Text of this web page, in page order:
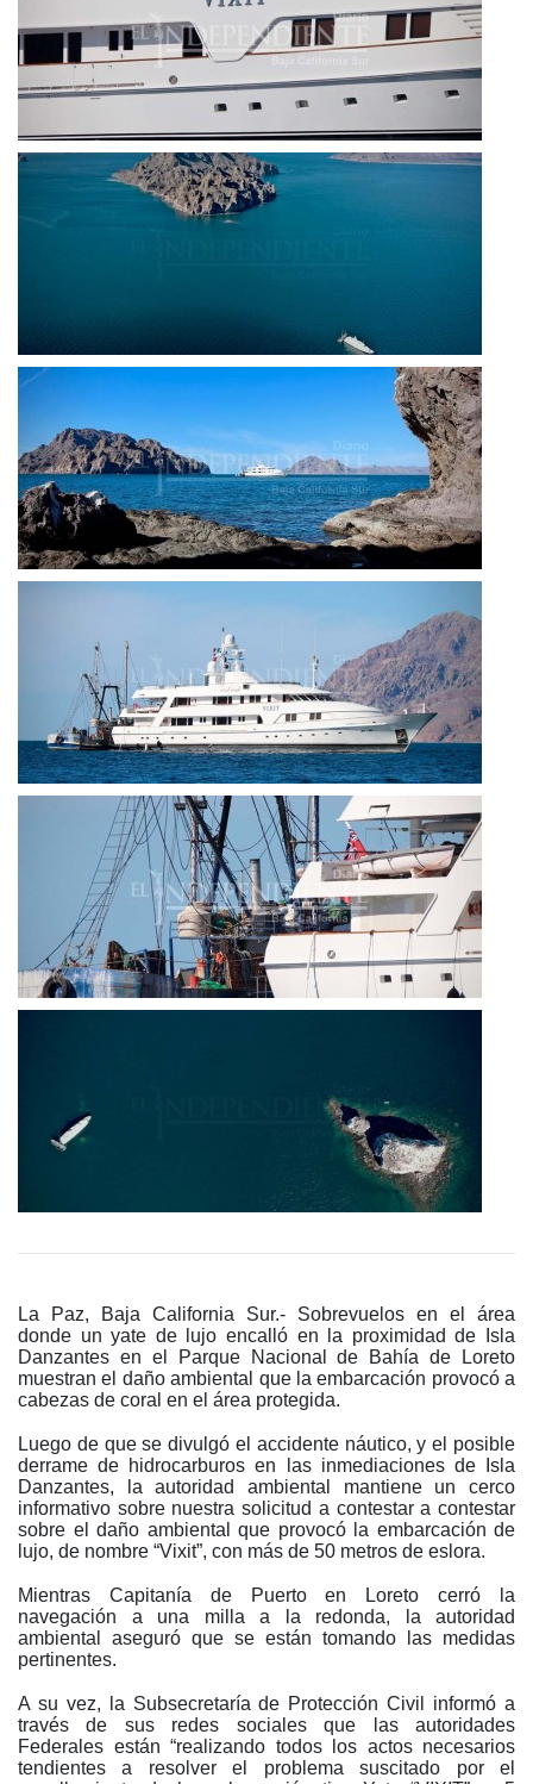
La Paz, Baja California Sur.- Sobrevuelos en el área
donde un yate de lujo encalló en la proximidad de Isla
Danzantes en el Parque Nacional de Bahía de Loreto
muestran el daño ambiental que la embarcación provocó a
cabezas de coral en el área protegida.
Luego de que se divulgó el accidente náutico, y el posible
derrame de hidrocarburos en las inmediaciones de Isla
Danzantes, la autoridad ambiental mantiene un cerco
informativo sobre nuestra solicitud a contestar a contestar
sobre el daño ambiental que provocó la embarcación de
lujo, de nombre “Vixit”, con más de 50 metros de eslora.
Mientras Capitanía de Puerto en Loreto cerró la
navegación a una milla a la redonda, la autoridad
ambiental aseguró que se están tomando las medidas
pertinentes.
A su vez, la Subsecretaría de Protección Civil informó a
través de sus redes sociales que las autoridades
Federales están “realizando todos los actos necesarios
tendientes a resolver el problema suscitado por el